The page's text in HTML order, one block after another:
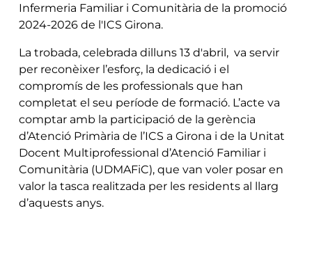
Infermeria Familiar i Comunitària de la promoció
2024-2026 de l'ICS Girona.
La trobada, celebrada dilluns 13 d'abril, va servir
per reconèixer l’esforç, la dedicació i el
compromís de les professionals que han
completat el seu període de formació. L’acte va
comptar amb la participació de la gerència
d’Atenció Primària de l’ICS a Girona i de la Unitat
Docent Multiprofessional d’Atenció Familiar i
Comunitària (UDMAFiC), que van voler posar en
valor la tasca realitzada per les residents al llarg
d’aquests anys.